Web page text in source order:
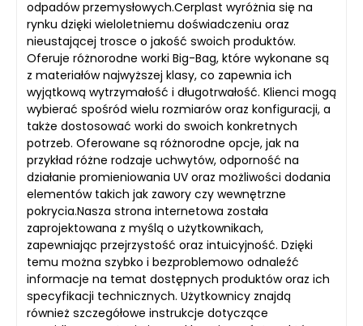
odpadów przemysłowych.Cerplast wyróżnia się na
rynku dzięki wieloletniemu doświadczeniu oraz
nieustającej trosce o jakość swoich produktów.
Oferuje różnorodne worki Big-Bag, które wykonane są
z materiałów najwyższej klasy, co zapewnia ich
wyjątkową wytrzymałość i długotrwałość. Klienci mogą
wybierać spośród wielu rozmiarów oraz konfiguracji, a
także dostosować worki do swoich konkretnych
potrzeb. Oferowane są różnorodne opcje, jak na
przykład różne rodzaje uchwytów, odporność na
działanie promieniowania UV oraz możliwości dodania
elementów takich jak zawory czy wewnętrzne
pokrycia.Nasza strona internetowa została
zaprojektowana z myślą o użytkownikach,
zapewniając przejrzystość oraz intuicyjność. Dzięki
temu można szybko i bezproblemowo odnaleźć
informacje na temat dostępnych produktów oraz ich
specyfikacji technicznych. Użytkownicy znajdą
również szczegółowe instrukcje dotyczące